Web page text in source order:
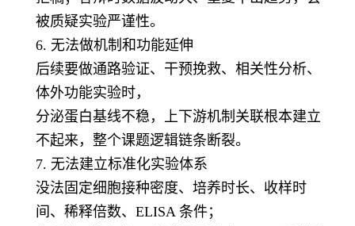
被质疑实验严谨性。
6. 无法做机制和功能延伸
后续要做通路验证、干预挽救、相关性分析、
体外功能实验时，
分泌蛋白基线不稳，上下游机制关联根本建立
不起来，整个课题逻辑链条断裂。
7. 无法建立标准化实验体系
没法固定细胞接种密度、培养时长、收样时
间、稀释倍数、ELISA 条件；